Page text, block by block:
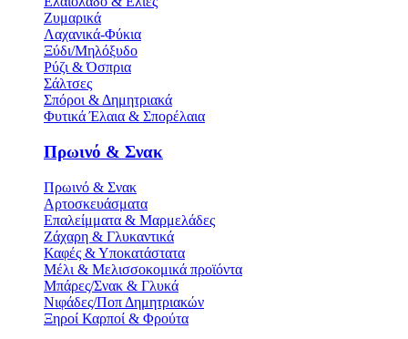
Ζυμαρικά
Λαχανικά-Φύκια
Ξύδι/Μηλόξυδο
Ρύζι & Όσπρια
Σάλτσες
Σπόροι & Δημητριακά
Φυτικά Έλαια & Σπορέλαια
Πρωινό & Σνακ
Πρωινό & Σνακ
Αρτοσκευάσματα
Επαλείμματα & Μαρμελάδες
Ζάχαρη & Γλυκαντικά
Καφές & Υποκατάστατα
Μέλι & Μελισσοκομικά προϊόντα
Μπάρες/Σνακ & Γλυκά
Νιφάδες/Ποπ Δημητριακών
Ξηροί Καρποί & Φρούτα